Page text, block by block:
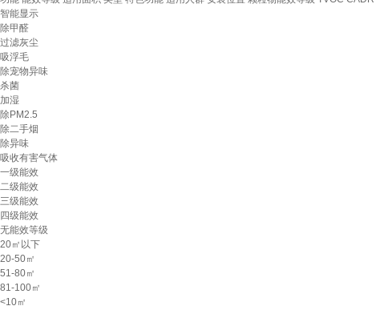
智能显示
除甲醛
过滤灰尘
吸浮毛
除宠物异味
杀菌
加湿
除PM2.5
除二手烟
除异味
吸收有害气体
一级能效
二级能效
三级能效
四级能效
无能效等级
20㎡以下
20-50㎡
51-80㎡
81-100㎡
<10㎡